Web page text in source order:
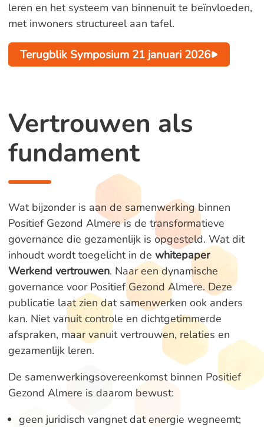
leren en het systeem van binnenuit te beïnvloeden,
met inwoners structureel aan tafel.
Terugblik Symposium 21 januari 2026
Vertrouwen als
fundament
Wat bijzonder is aan de samenwerking binnen
Positief Gezond Almere is de transformatieve
governance die gezamenlijk is opgesteld. Wat dit
inhoudt wordt toegelicht in de whitepaper
Werkend vertrouwen. Naar een dynamische
governance voor Positief Gezond Almere. Deze
publicatie laat zien dat samenwerken ook anders
kan. Niet vanuit controle en dichtgetimmerde
afspraken, maar vanuit vertrouwen, relaties en
gezamenlijk leren.
De samenwerkingsovereenkomst binnen Positief
Gezond Almere is daarom bewust:
geen juridisch vangnet dat energie wegneemt;